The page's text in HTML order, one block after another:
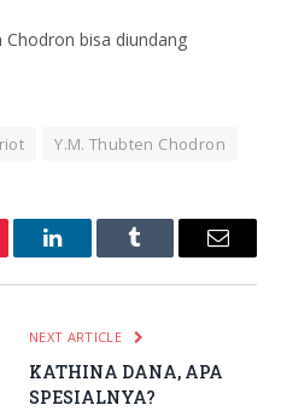
Chodron bisa diundang
Y.M. Thubten Chodron
LinkedInTumblr Email
NEXT ARTICLE
KATHINA DANA, APA
SPESIALNYA?